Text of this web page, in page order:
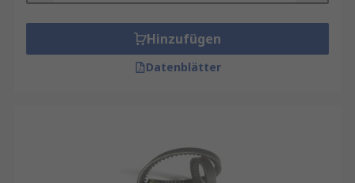
Hinzufügen
Datenblätter